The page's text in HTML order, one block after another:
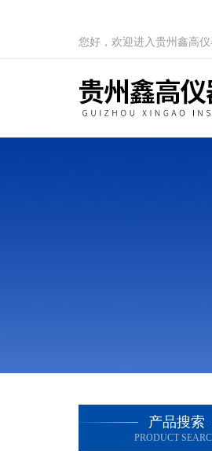
您好，欢迎进入贵州鑫高仪
产品搜索
PRODUCT